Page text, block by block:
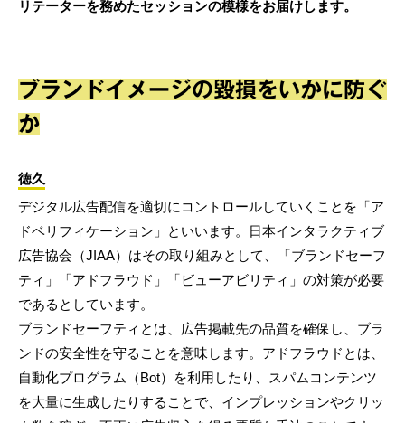
リテーターを務めたセッションの模様をお届けします。
ブランドイメージの毀損をいかに防ぐ
か
徳久
デジタル広告配信を適切にコントロールしていくことを「ア
ドベリフィケーション」といいます。日本インタラクティブ
広告協会（JIAA）はその取り組みとして、「ブランドセーフ
ティ」「アドフラウド」「ビューアビリティ」の対策が必要
であるとしています。
ブランドセーフティとは、広告掲載先の品質を確保し、ブラ
ンドの安全性を守ることを意味します。アドフラウドとは、
自動化プログラム（Bot）を利用したり、スパムコンテンツ
を大量に生成したりすることで、インプレッションやクリッ